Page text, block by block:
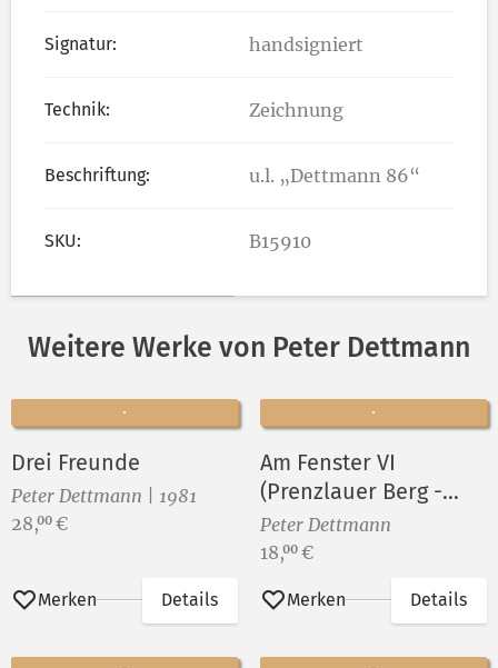
Signatur: handsigniert
Technik: Zeichnung
Beschriftung: u.l. „Dettmann 86“
SKU: B15910
Weitere Werke von Peter Dettmann
Drei Freunde
Peter Dettmann | 1981
Preis:
28,00 €
Merken Details
Am Fenster VI
(Prenzlauer Berg -
Gleimkiez)
Peter Dettmann
Preis:
18,00 €
Merken Details